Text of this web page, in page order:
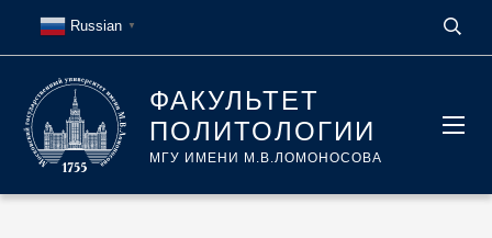
ФАКУЛЬТЕТ
ПОЛИТОЛОГИИ
МГУ ИМЕНИ М.В.ЛОМОНОСОВА
Russian ▼